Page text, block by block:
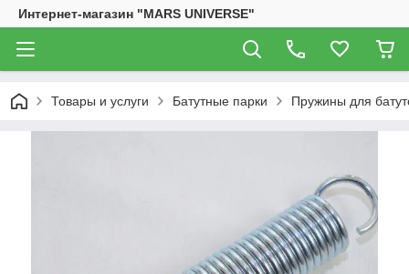
Интернет-магазин "MARS UNIVERSE"
Товары и услуги Батутные парки Пружины для